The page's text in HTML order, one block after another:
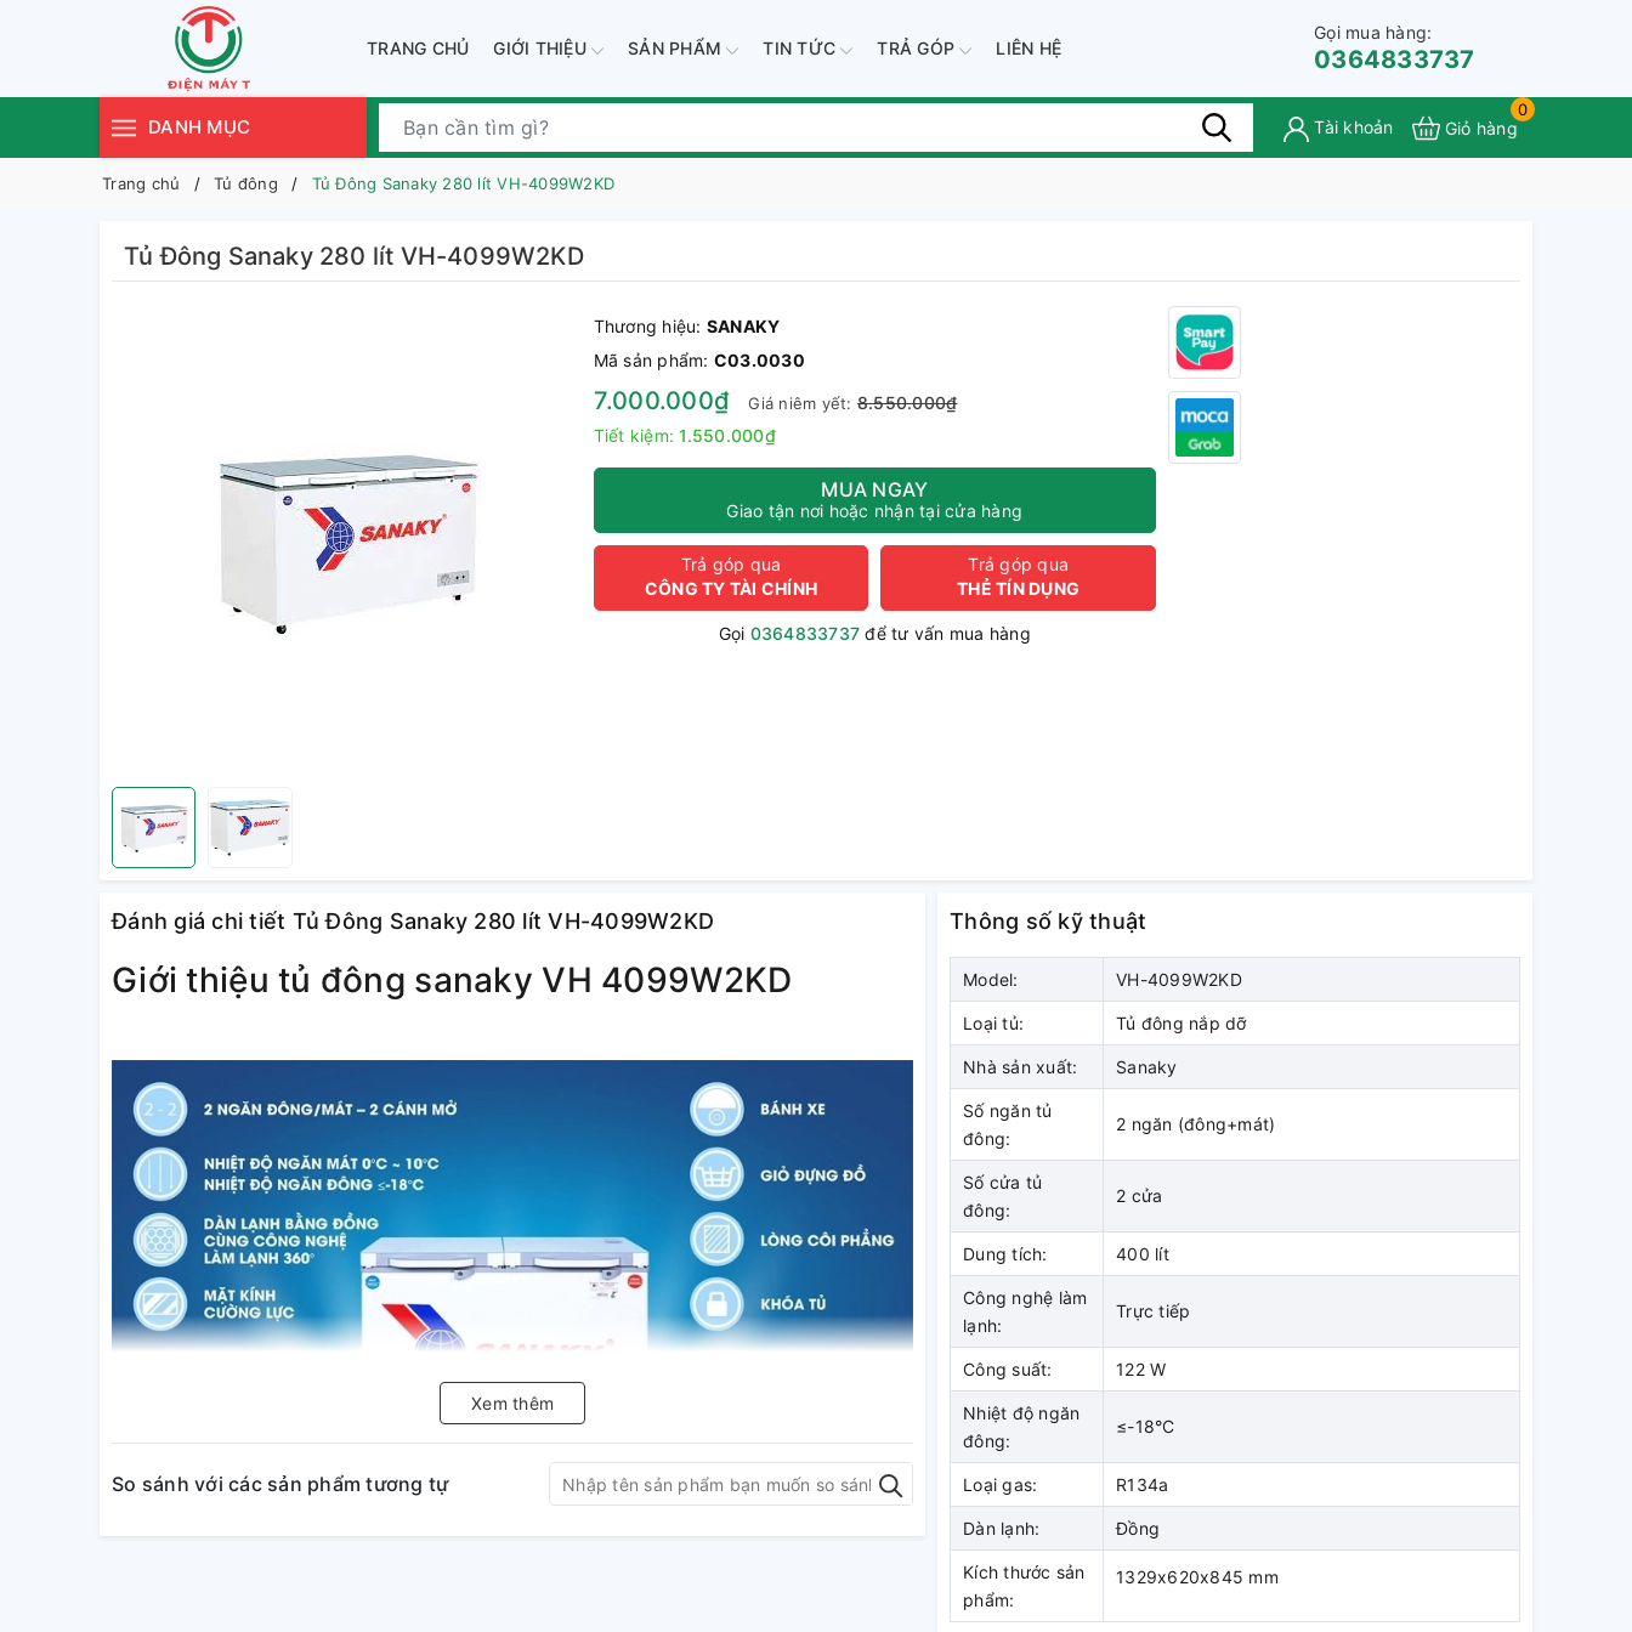
TRANG CHỦ GIỚI THIỆU SẢN PHẨM TIN TỨC TRẢ GÓP LIÊN HỆ
Gọi mua hàng:
0364833737
DANH MỤC Tài khoản
0
Giỏ hàng
Trang chủ Tủ đông Tủ Đông Sanaky 280 lít VH-4099W2KD
Tủ Đông Sanaky 280 lít VH-4099W2KD
Thương hiệu: SANAKY
Mã sản phẩm: C03.0030
7.000.000₫ Giá niêm yết: 8.550.000₫
Tiết kiệm:1.550.000₫
MUA NGAY
Giao tận nơi hoặc nhận tại cửa hàng
Trả góp qua
CÔNG TY TÀI CHÍNH
Trả góp qua
THẺ TÍN DỤNG
Gọi 0364833737 để tư vấn mua hàng
Đánh giá chi tiết Tủ Đông Sanaky 280 lít VH-4099W2KD
Giới thiệu tủ đông sanaky VH 4099W2KD
Xem thêm
So sánh với các sản phẩm tương tự
Thông số kỹ thuật
Model: VH-4099W2KD
Loại tủ: Tủ đông nắp dỡ
Nhà sản xuất: Sanaky
Số ngăn tủ
đông:
2 ngăn (đông+mát)
Số cửa tủ
đông:
2 cửa
Dung tích: 400 lít
Công nghệ làm
lạnh:
Trực tiếp
Công suất: 122 W
Nhiệt độ ngăn
đông:
≤-18°C
Loại gas: R134a
Dàn lạnh: Đồng
Kích thước sản
phẩm:
1329x620x845 mm